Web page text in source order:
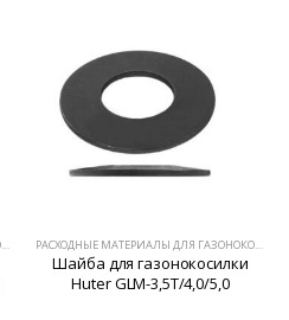
РАСХОДНЫЕ МАТЕРИАЛЫ ДЛЯ ГАЗОНОКОСИЛОК РАСХОДНЫЕ МАТЕРИАЛЫ ДЛЯ ГАЗОНОКОСИЛОК
Шайба для газонокосилки
Huter GLM-3,5Т/4,0/5,0